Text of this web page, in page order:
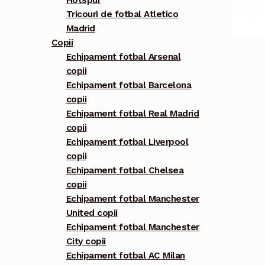
Tricouri de fotbal Atletico
Madrid
Copii
Echipament fotbal Arsenal
copii
Echipament fotbal Barcelona
copii
Echipament fotbal Real Madrid
copii
Echipament fotbal Liverpool
copii
Echipament fotbal Chelsea
copii
Echipament fotbal Manchester
United copii
Echipament fotbal Manchester
City copii
Echipament fotbal AC Milan